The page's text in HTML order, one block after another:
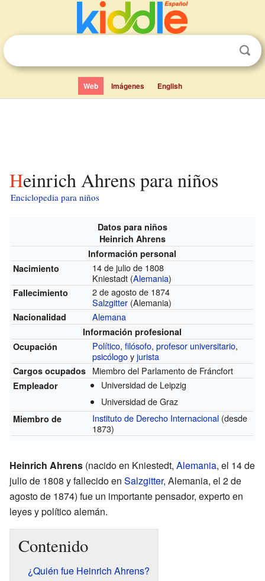
Web Imágenes English
Heinrich Ahrens para niños
Enciclopedia para niños
Datos para niños
Heinrich Ahrens
Información personal
Nacimiento
14 de julio de 1808
Kniestadt (Alemania)
Fallecimiento
2 de agosto de 1874
Salzgitter (Alemania)
Nacionalidad Alemana
Información profesional
Ocupación
Político,filósofo,profesor universitario,
psicólogoyjurista
Cargos ocupados Miembro del Parlamento de Fráncfort
Empleador
Universidad de Leipzig
Universidad de Graz
Miembro de Instituto de Derecho Internacional (desde
1873)
Heinrich Ahrens (nacido en Kniestedt, Alemania, el 14 de
julio de 1808 y fallecido en Salzgitter, Alemania, el 2 de
agosto de 1874) fue un importante pensador, experto en
leyes y político alemán.
Contenido
¿Quién fue Heinrich Ahrens?